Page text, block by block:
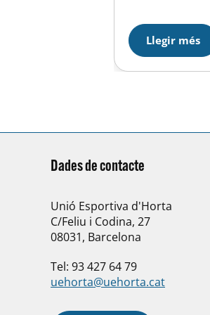
Llegir més
Dades de contacte
Unió Esportiva d'Horta
C/Feliu i Codina, 27
08031, Barcelona
Tel: 93 427 64 79
uehorta@uehorta.cat